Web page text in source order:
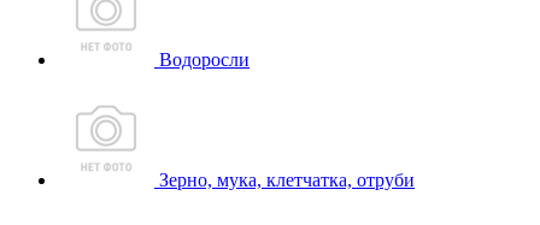
Водоросли
Зерно, мука, клетчатка, отруби